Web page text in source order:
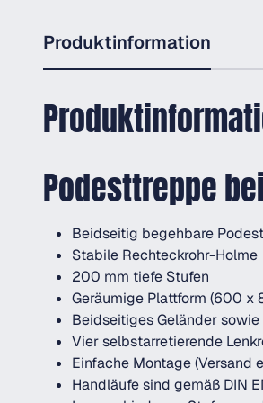
Produktinformation
Podesttreppe
Beidseitig begehbare
Stabile Rechteckrohr-Holme
200 mm tiefe Stufen
Geräumige Plattform (600 x
Beidseitiges Geländer
Vier selbstarretierende
Einfache Montage (Versand
Handläufe sind gemäß DIN